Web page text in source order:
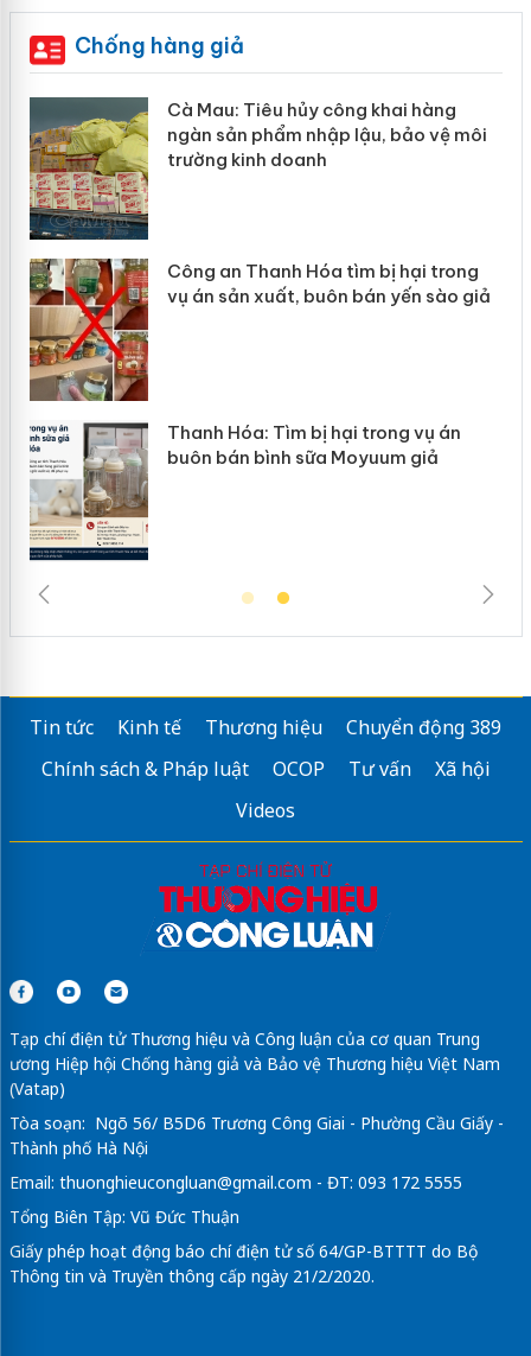
Chống hàng giả
môi
trong
giả
án
Khẩn trương xác minh, xử lý sản
Slimaura Care x3 sử dụng giấy phép
giả mạo
Lào Cai xử lý 83 vụ vi phạm thương
mại trong tháng 7
Hưng Yên: Xử lý 6 hộ kinh doanh bán
hàng giả mạo nhãn hiệu Adidas, Nike
Tin tức Kinh tế Thương hiệu
Chuyển động 389
Chính sách & Pháp luật
OCOP Tư vấn
Xã hội
Videos
Tạp chí điện tử Thương hiệu và Công luận của cơ quan Trung
ương Hiệp hội Chống hàng giả và Bảo vệ Thương hiệu Việt Nam
(Vatap)
Tòa soạn: Ngõ 56/ B5D6 Trương Công Giai - Phường Cầu Giấy -
Thành phố Hà Nội
Email: thuonghieucongluan@gmail.com - ĐT: 093 172 5555
Tổng Biên Tập: Vũ Đức Thuận
Giấy phép hoạt động báo chí điện tử số 64/GP-BTTTT do Bộ
Thông tin và Truyền thông cấp ngày 21/2/2020.